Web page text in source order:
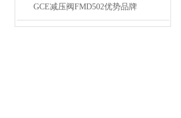
GCE减压阀FMD502优势品牌